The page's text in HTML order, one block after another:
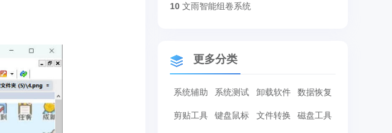
10 文雨智能组卷系统
更多分类
系统辅助 系统测试 卸载软件 数据恢复
剪贴工具 键盘鼠标 文件转换 磁盘工具